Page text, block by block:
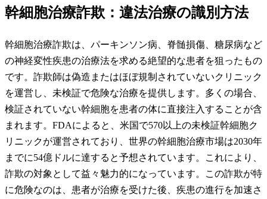
幹細胞治療詐欺：違法治療の識別方法
幹細胞治療詐欺は、パーキンソン病、脊髄損傷、糖尿病など
の神経変性疾患の治療法を求める絶望的な患者を狙ったもの
です。詐欺師は偽造またはほぼ規制されていないクリニック
を運営し、未検証で危険な治療を提供します。多くの場合、
検証されていない幹細胞を患者の体に直接注入することが含
まれます。FDAによると、米国で570以上の未検証幹細胞ク
リニックが運営されており、世界の幹細胞治療市場は2030年
までに54億ドルに達すると予想されています。これにより、
詐欺の対象として益々魅力的になっています。この詐欺が特
に危険なのは、患者が治療を受けた後、疾患の進行を加速さ